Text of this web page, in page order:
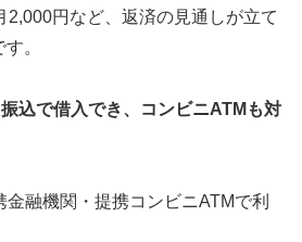
2,000円など、返済の見通しが立て
。
込で借入でき、コンビニATMも対
融機関・提携コンビニATMで利